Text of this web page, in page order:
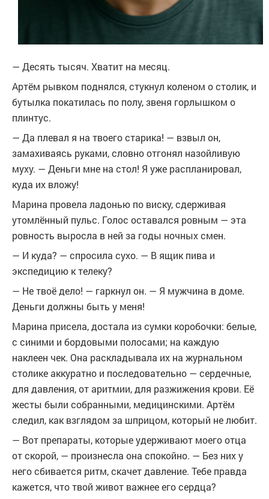
— Десять тысяч. Хватит на месяц.
Артём рывком поднялся, стукнул коленом о столик, и
бутылка покатилась по полу, звеня горлышком о
плинтус.
— Да плевал я на твоего старика! — взвыл он,
замахиваясь руками, словно отгонял назойливую
муху. — Деньги мне на стол! Я уже распланировал,
куда их вложу!
Марина провела ладонью по виску, сдерживая
утомлённый пульс. Голос оставался ровным — эта
ровность выросла в ней за годы ночных смен.
— И куда? — спросила сухо. — В ящик пива и
экспедицию к телеку?
— Не твоё дело! — гаркнул он. — Я мужчина в доме.
Деньги должны быть у меня!
Марина присела, достала из сумки коробочки: белые,
с синими и бордовыми полосами; на каждую
наклеен чек. Она раскладывала их на журнальном
столике аккуратно и последовательно — сердечные,
для давления, от аритмии, для разжижения крови. Её
жесты были собранными, медицинскими. Артём
следил, как взглядом за шприцом, который не любит.
— Вот препараты, которые удерживают моего отца
от скорой, — произнесла она спокойно. — Без них у
него сбивается ритм, скачет давление. Тебе правда
кажется, что твой живот важнее его сердца?